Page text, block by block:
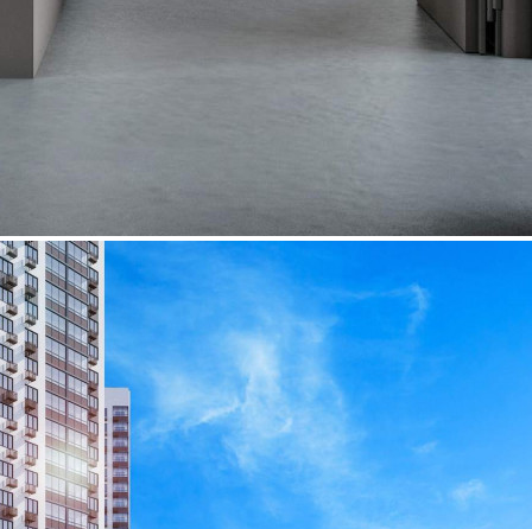
Дата размещения
27.08.2025
Город
Люберцы
Желаемый / подходящий вид деятельности
Не указано
Назначение
Не указано
Размер площади (м2)
3.6
Цена за помещение
435 600 руб.
О помещении